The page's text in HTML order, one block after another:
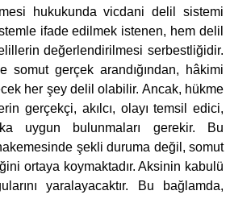
hukukunda vicdani delil sistemi
ifade edilmek istenen, hem delil
değerlendirilmesi serbestliğidir.
somut gerçek arandığından, hâkimi
her şey delil olabilir. Ancak, hükme
gerçekçi, akılcı, olayı temsil edici,
uygun bulunmaları gerekir. Bu
şekli duruma değil, somut
ortaya koymaktadır. Aksinin kabulü
yaralayacaktır. Bu bağlamda,